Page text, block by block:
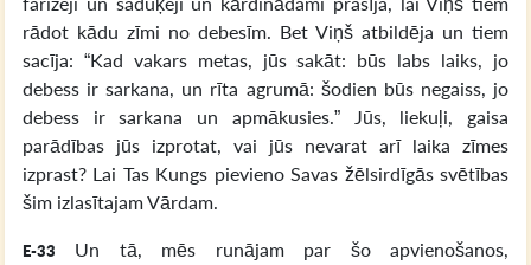
rādot kādu zīmi no debesīm. Bet Viņš atbildēja un tiem
sacīja: “Kad vakars metas, jūs sakāt: būs labs laiks, jo
debess ir sarkana, un rīta agrumā: šodien būs negaiss, jo
debess ir sarkana un apmākusies.” Jūs, liekuļi, gaisa
parādības jūs izprotat, vai jūs nevarat arī laika zīmes
izprast? Lai Tas Kungs pievieno Savas žēlsirdīgās svētības
šim izlasītajam Vārdam.
E-33
Un tā, mēs runājam par šo apvienošanos,